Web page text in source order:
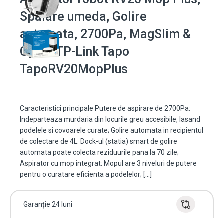
Spalare umeda, Golire
automata, 2700Pa, MagSlim &
Gyro - TP-Link Tapo
TapoRV20MopPlus
Caracteristici principale Putere de aspirare de 2700Pa:
Indeparteaza murdaria din locurile greu accesibile, lasand
podelele si covoarele curate; Golire automata in recipientul
de colectare de 4L: Dock-ul (statia) smart de golire
automata poate colecta reziduurile pana la 70 zile;
Aspirator cu mop integrat: Mopul are 3 niveluri de putere
pentru o curatare eficienta a podelelor; […]
Garanție 24 luni